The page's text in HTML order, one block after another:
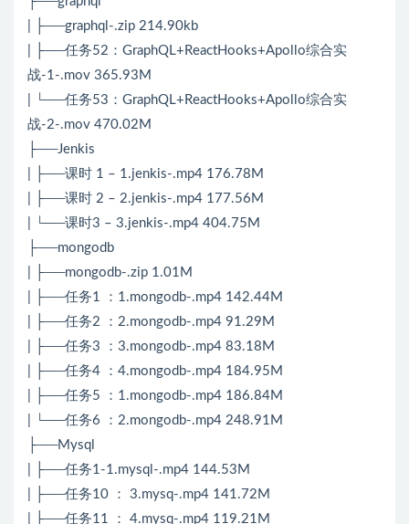
| ├──graphql-.zip 214.90kb
| ├──任务52：GraphQL+ReactHooks+Apollo综合实
战-1-.mov 365.93M
| └──任务53：GraphQL+ReactHooks+Apollo综合实
战-2-.mov 470.02M
├──Jenkis
| ├──课时 1 – 1.jenkis-.mp4 176.78M
| ├──课时 2 – 2.jenkis-.mp4 177.56M
| └──课时3 – 3.jenkis-.mp4 404.75M
├──mongodb
| ├──mongodb-.zip 1.01M
| ├──任务1 ：1.mongodb-.mp4 142.44M
| ├──任务2 ：2.mongodb-.mp4 91.29M
| ├──任务3 ：3.mongodb-.mp4 83.18M
| ├──任务4 ：4.mongodb-.mp4 184.95M
| ├──任务5 ：1.mongodb-.mp4 186.84M
| └──任务6 ：2.mongodb-.mp4 248.91M
├──Mysql
| ├──任务1-1.mysql-.mp4 144.53M
| ├──任务10 ： 3.mysq-.mp4 141.72M
| ├──任务11 ： 4.mysq-.mp4 119.21M